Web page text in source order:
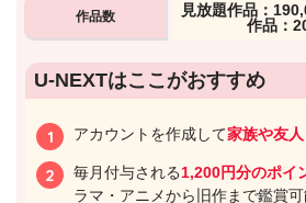
作品数
⾒放題作品：
作品：
U-NEXTはここがおすすめ
アカウントを作成して家族や友
毎月付与される1,200円分のポイ
ラマ・アニメから旧作まで鑑賞